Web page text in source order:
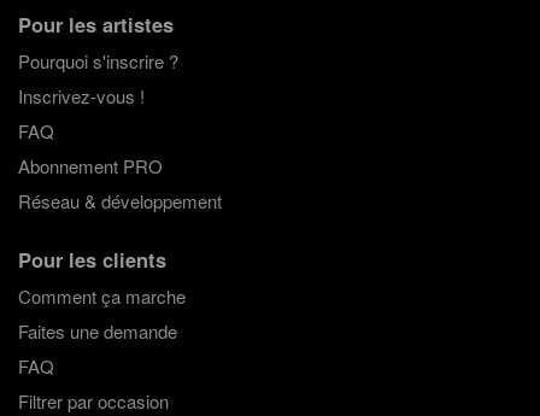
Pour les artistes
Pourquoi s'inscrire ?
Inscrivez-vous !
FAQ
Abonnement PRO
Réseau & développement
Pour les clients
Comment ça marche
Faites une demande
FAQ
Filtrer par occasion